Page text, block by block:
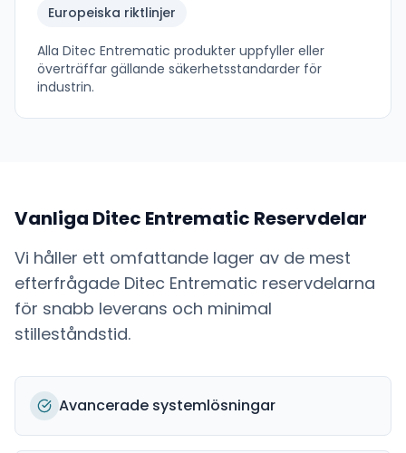
Europeiska riktlinjer
Alla Ditec Entrematic produkter uppfyller eller
överträffar gällande säkerhetsstandarder för
industrin.
Vanliga Ditec Entrematic Reservdelar
Vi håller ett omfattande lager av de mest
efterfrågade Ditec Entrematic reservdelarna
för snabb leverans och minimal
stilleståndstid.
Avancerade systemlösningar